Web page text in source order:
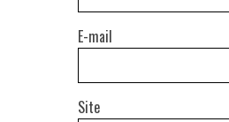
E-
Site